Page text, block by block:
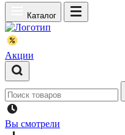
Каталог
Акции
Вы смотрели